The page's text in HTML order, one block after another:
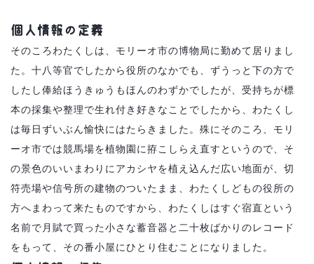
個人情報の定義
そのころわたくしは、モリーオ市の博物局に勤めて居りまし
た。十八等官でしたから役所のなかでも、ずうっと下の方で
したし俸給ほうきゅうもほんのわずかでしたが、受持ちが標
本の採集や整理で生れ付き好きなことでしたから、わたくし
は毎日ずいぶん愉快にはたらきました。殊にそのころ、モリ
ーオ市では競馬場を植物園に拵こしらえ直すというので、そ
の景色のいいまわりにアカシヤを植え込んだ広い地面が、切
符売場や信号所の建物のついたまま、わたくしどもの役所の
方へまわって来たものですから、わたくしはすぐ宿直という
名前で月賦で買った小さな蓄音器と二十枚ばかりのレコード
をもって、その番小屋にひとり住むことになりました。